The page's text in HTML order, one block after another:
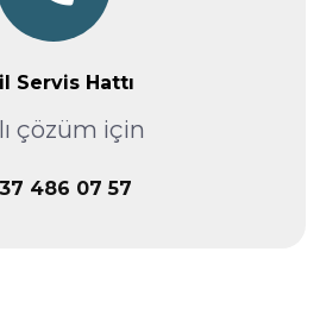
Servis Hattı
çözüm için
486 07 57